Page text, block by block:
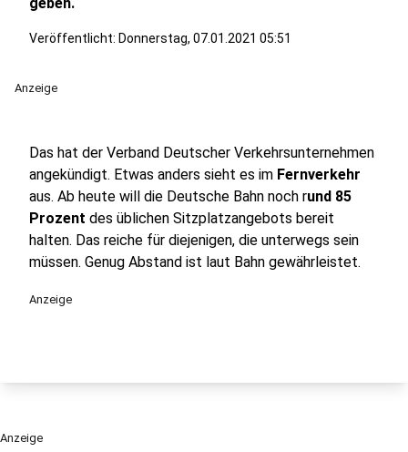
Veröffentlicht: Donnerstag, 07.01.2021 05:51
Anzeige
Das hat der Verband Deutscher Verkehrsunternehmen
angekündigt. Etwas anders sieht es im Fernverkehr
aus. Ab heute will die Deutsche Bahn noch rund 85
Prozent des üblichen Sitzplatzangebots bereit
halten. Das reiche für diejenigen, die unterwegs sein
müssen. Genug Abstand ist laut Bahn gewährleistet.
Anzeige
Anzeige